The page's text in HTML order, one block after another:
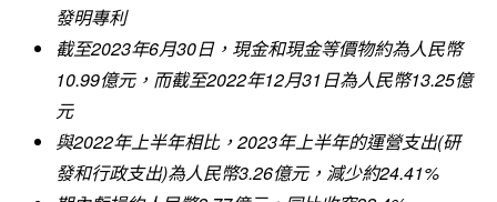
發明專利
截至2023年6月30日，現金和現金等價物約為人民幣
10.99億元，而截至2022年12月31 日為人民幣13.25億
元
與2022年上半年相比，2023年上半年的運營支出(研
發和行政支出)為人民幣3.26億元，減少約24.41%